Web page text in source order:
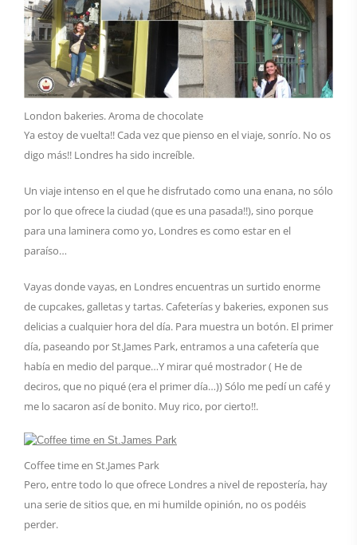
London bakeries. Aroma de chocolate
Ya estoy de vuelta!! Cada vez que pienso en el viaje, sonrío. No os
digo más!! Londres ha sido increíble.
Un viaje intenso en el que he disfrutado como una enana, no sólo
por lo que ofrece la ciudad (que es una pasada!!), sino porque
para una laminera como yo, Londres es como estar en el
paraíso…
Vayas donde vayas, en Londres encuentras un surtido enorme
de cupcakes, galletas y tartas. Cafeterías y bakeries, exponen sus
delicias a cualquier hora del día. Para muestra un botón. El primer
día, paseando por St.James Park, entramos a una cafetería que
había en medio del parque…Y mirar qué mostrador ( He de
deciros, que no piqué (era el primer día…)) Sólo me pedí un café y
me lo sacaron así de bonito. Muy rico, por cierto!!.
Coffee time en St.James Park
Pero, entre todo lo que ofrece Londres a nivel de repostería, hay
una serie de sitios que, en mi humilde opinión, no os podéis
perder.